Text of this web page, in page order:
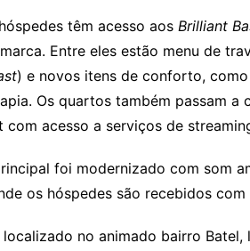
têm acesso aos Brilliant
Entre eles estão menu de
) e novos itens de conforto,
Os quartos também passam a
acesso a serviços de
foi modernizado com som
os hóspedes são recebidos
no animado bairro Batel,